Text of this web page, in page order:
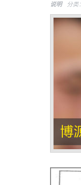
说明 分类：